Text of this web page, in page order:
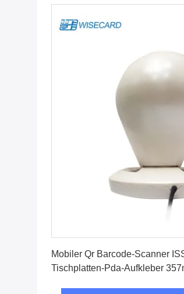
Mobiler Qr Barcode-Scanner
Tischplatten-Pda-Aufkleber